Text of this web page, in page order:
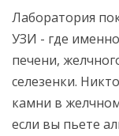
Лаборатория
УЗИ - где
печени,
селезенки.
камни в
если вы пьете